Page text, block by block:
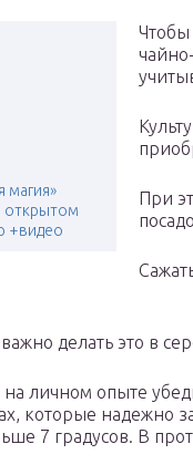
магия»
открытом
+видео
Чтобы
При
делать это в
личном опыте
которые надежно
7 градусов. В